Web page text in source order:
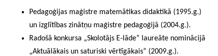
Pedagoģijas maģistre matemātikas didaktikā (1995.g.)
un izglītības zinātņu maģistre pedagoģijā (2004.g.).
Radošā konkursa „Skolotājs E-lāde” laureāte nominācijā
„Aktuālākais un saturiski vērtīgākais” (2009.g.).